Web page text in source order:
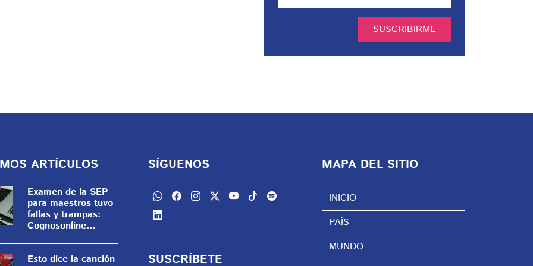
SUSCRIBIRME
ARTÍCULOS
Examen de la SEP
para maestros tuvo
fallas y trampas:
Cognosonline
casi 20 mdp
Esto dice la canción
SÍGUENOS
SUSCRÍBETE
MAPA DEL SITIO
INICIO
PAÍS
MUNDO